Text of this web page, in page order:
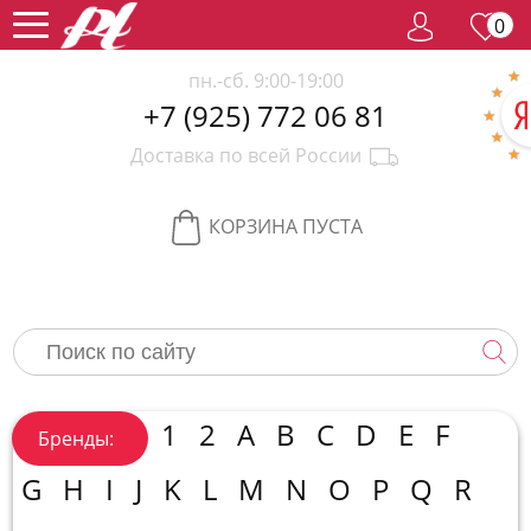
0
пн.-сб. 9:00-19:00
+7 (925) 772 06 81
Доставка по всей России
КОРЗИНА ПУСТА
Бренды: 1 2 A B C D E
F
G
H I J K L M N O P Q
R
Женский
парфюм
Мужской
парфюм
Селективный
косметика
Новинки
Хиты
продаж
Спецпредложение